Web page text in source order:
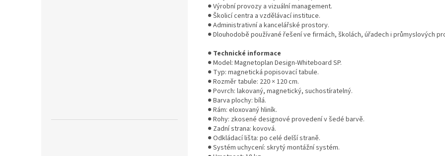
● Výrobní provozy a vizuální management.
● Školicí centra a vzdělávací instituce.
● Administrativní a kancelářské prostory.
● Dlouhodobě používané řešení ve firmách, školách, úřadech i průmyslových
● Technické informace
● Model: Magnetoplan Design-Whiteboard SP.
● Typ: magnetická popisovací tabule.
● Rozměr tabule: 220 × 120 cm.
● Povrch: lakovaný, magnetický, suchostíratelný.
● Barva plochy: bílá.
● Rám: eloxovaný hliník.
● Rohy: zkosené designové provedení v šedé barvě.
● Zadní strana: kovová.
● Odkládací lišta: po celé delší straně.
● Systém uchycení: skrytý montážní systém.